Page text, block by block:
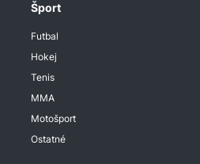
Šport
Futbal
Hokej
Tenis
MMA
Motošport
Ostatné